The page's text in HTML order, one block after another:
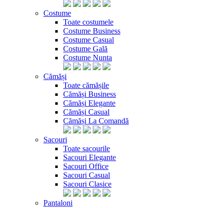
Costume
Toate costumele
Costume Business
Costume Casual
Costume Gală
Costume Nunta
Cămăși
Toate cămășile
Cămăși Business
Cămăși Elegante
Cămăși Casual
Cămăși La Comandă
Sacouri
Toate sacourile
Sacouri Elegante
Sacouri Office
Sacouri Casual
Sacouri Clasice
Pantaloni